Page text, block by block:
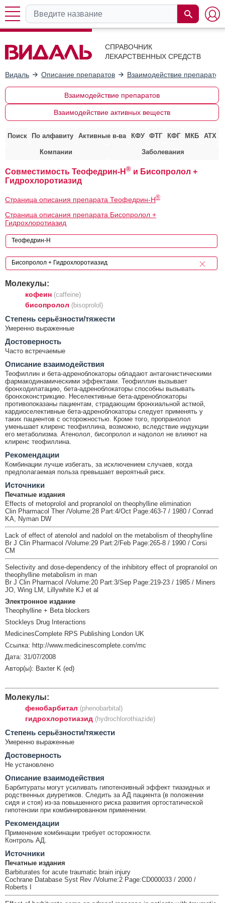
СПРАВОЧНИК
ЛЕКАРСТВЕННЫХ СРЕДСТВ
Видаль Описание препаратов Взаимодействие препаратов
Взаимодействие препаратов
Взаимодействие активных веществ
Поиск По алфавиту Активные в-ва КФУ ФТГ КФГ МКБ АТХ
Компании Заболевания
Совместимость Теофедрин-Н ® и Бисопролол +
Гидрохлоротиазид
Страница описания препарата Теофедрин-Н®
Страница описания препарата Бисопролол +
Гидрохлоротиазид
Молекулы:
кофеин (caffeine)
бисопролол (bisoprolol)
Cтепень серьёзности/тяжести
Умеренно выраженные
Достоверность
Часто встречаемые
Описание взаимодействия
Теофиллин и бета-адреноблокаторы обладают антагонистическими
фармакодинамическими эффектами. Теофиллин вызывает
бронходилатацию, бета-адреноблокаторы способны вызывать
бронхоконстрикцию. Неселективные бета-адреноблокаторы
противопоказаны пациентам, страдающим бронхиальной астмой,
кардиоселективные бета-адреноблокаторы следует применять у
таких пациентов с осторожностью. Кроме того, пропранолол
уменьшает клиренс теофиллина, возможно, вследствие индукции
его метаболизма. Атенолол, бисопролол и надолол не влияют на
клиренс теофиллина.
Рекомендации
Комбинации лучше избегать, за исключением случаев, когда
предполагаемая польза превышает вероятный риск.
Источники
Печатные издания
Effects of metoprolol and propranolol on theophylline elimination
Clin Pharmacol Ther /Volume:28 Part:4/Oct Page:463-7 / 1980 / Conrad
KA, Nyman DW
Lack of effect of atenolol and nadolol on the metabolism of theophylline
Br J Clin Pharmacol /Volume:29 Part:2/Feb Page:265-8 / 1990 / Corsi
CM
Selectivity and dose-dependency of the inhibitory effect of propranolol on
theophylline metabolism in man
Br J Clin Pharmacol /Volume:20 Part:3/Sep Page:219-23 / 1985 / Miners
JO, Wing LM, Lillywhite KJ et al
Электронное издание
Theophylline + Beta blockers
Stockleys Drug Interactions
MedicinesComplete RPS Publishing London UK
Ссылка: http://www.medicinescomplete.com/mc
Дата: 31/07/2008
Автор(ы): Baxter K (ed)
Молекулы:
фенобарбитал (phenobarbital)
гидрохлоротиазид (hydrochlorothiazide)
Cтепень серьёзности/тяжести
Умеренно выраженные
Достоверность
Не установлено
Описание взаимодействия
Барбитураты могут усиливать гипотензивный эффект тиазидных и
родственных диуретиков. Следить за АД пациента (в положении
сидя и стоя) из-за повышенного риска развития ортостатической
гипотензии при комбинированном применении.
Рекомендации
Применение комбинации требует осторожности.
Контроль АД.
Источники
Печатные издания
Barbiturates for acute traumatic brain injury
Cochrane Database Syst Rev /Volume:2 Page:CD000033 / 2000 /
Roberts I